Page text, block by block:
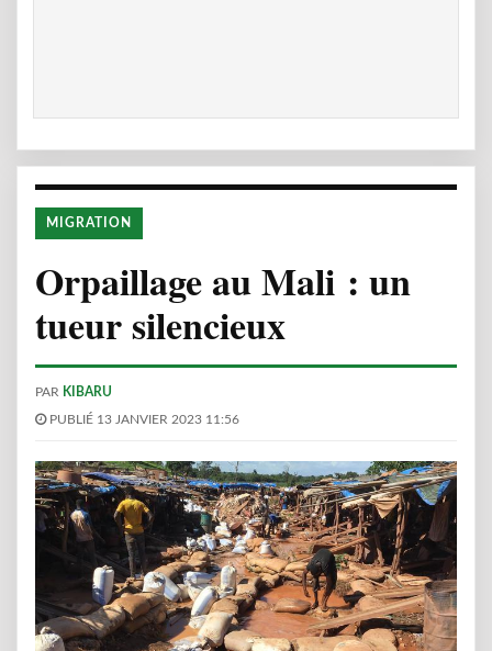
MIGRATION
Orpaillage au Mali : un
tueur silencieux
PAR KIBARU
PUBLIÉ 13 JANVIER 2023 11:56